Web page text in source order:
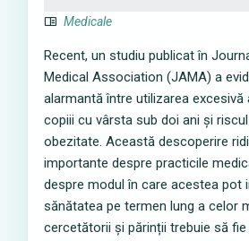
Medicale
Recent, un studiu publicat în
Medical Association (JAMA) a
alarmantă între utilizarea
copiii cu vârsta sub doi ani și
obezitate. Această descoperire
importante despre practicile
despre modul în care acestea pot
sănătatea pe termen lung a celor
cercetătorii și părinții trebuie să